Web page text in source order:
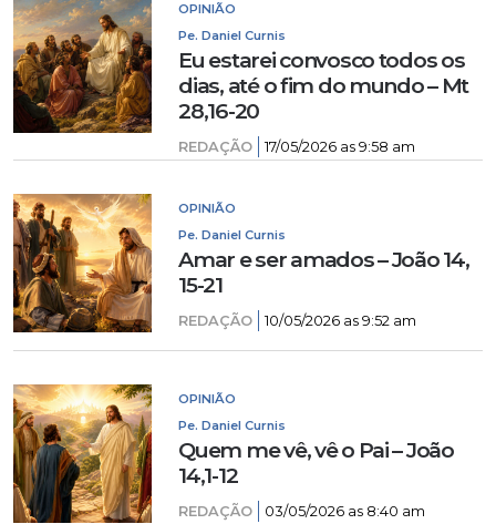
OPINIÃO
Pe. Daniel Curnis
Eu estarei convosco todos os
dias, até o fim do mundo – Mt
28,16-20
REDAÇÃO 17/05/2026 as 9:58 am
OPINIÃO
Pe. Daniel Curnis
Amar e ser amados – João 14,
15-21
REDAÇÃO 10/05/2026 as 9:52 am
OPINIÃO
Pe. Daniel Curnis
Quem me vê, vê o Pai – João
14,1-12
REDAÇÃO 03/05/2026 as 8:40 am